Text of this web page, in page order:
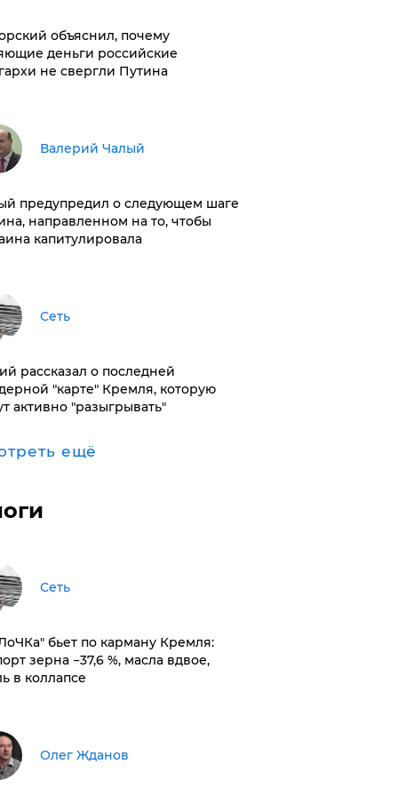
объяснил, почему
деньги российские
не свергли Путина
Валерий Чалый
предупредил о следующем шаге
направленном на то, чтобы
капитулировала
Сеть
рассказал о последней
"карте" Кремля, которую
активно "разыгрывать"
ещё
Сеть
бьет по карману Кремля:
зерна −37,6 %, масла вдвое,
в коллапсе
Олег Жданов